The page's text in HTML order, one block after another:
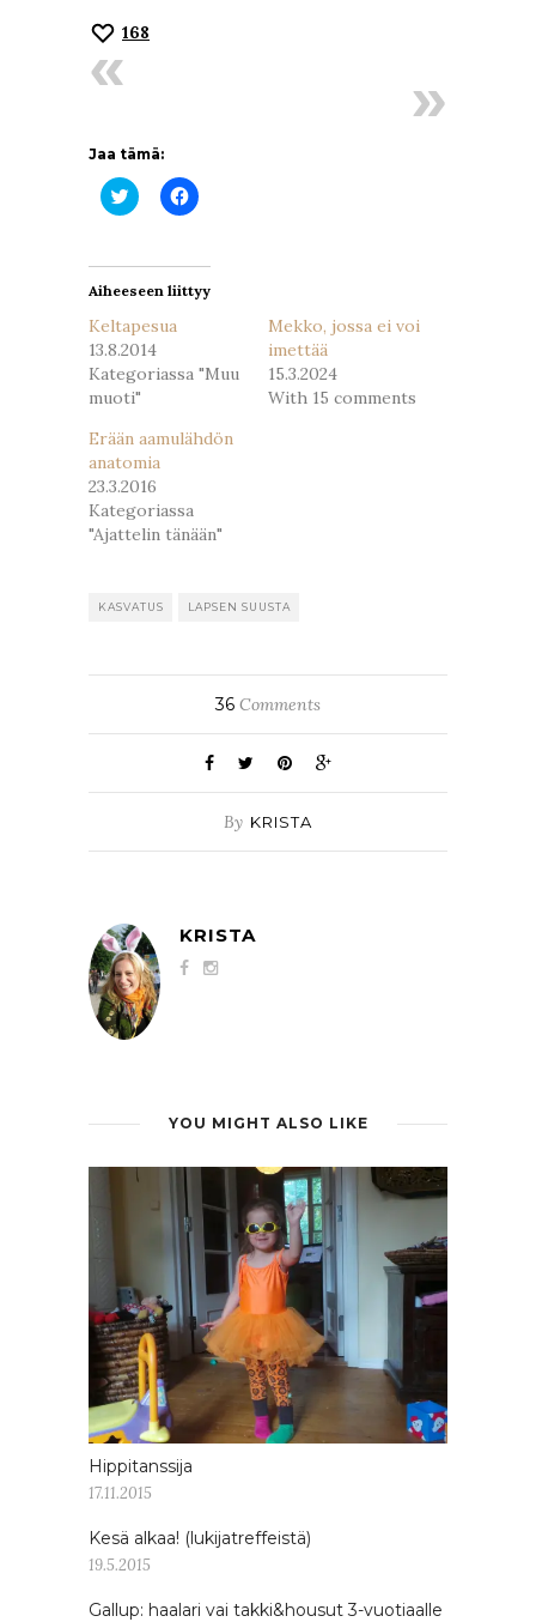
168
Jaa tämä:
Jaa
Twitterissä(Avautuu
Jaa
Facebookissa(Avautuu
Aiheeseen liittyy
Keltapesua
13.8.2014
Kategoriassa "Muu
muoti"
Mekko, jossa ei voi
imettää
15.3.2024
With 15 comments
Erään aamulähdön
anatomia
23.3.2016
Kategoriassa
"Ajattelin tänään"
KASVATUS LAPSEN SUUSTA
36 Comments
By KRISTA
KRISTA
YOU MIGHT ALSO LIKE
Hippitanssija
17.11.2015
Kesä alkaa! (lukijatreffeistä)
19.5.2015
Gallup: haalari vai takki&housut 3-vuotiaalle